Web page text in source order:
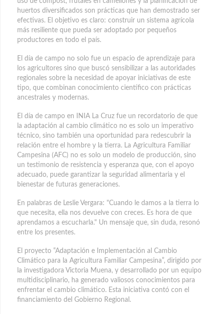
huertos diversificados son prácticas que han demostrado ser
efectivas. El objetivo es claro: construir un sistema agrícola
más resiliente que pueda ser adoptado por pequeños
productores en todo el país.
El día de campo no solo fue un espacio de aprendizaje para
los agricultores sino que buscó sensibilizar a las autoridades
regionales sobre la necesidad de apoyar iniciativas de este
tipo, que combinan conocimiento científico con prácticas
ancestrales y modernas.
El día de campo en INIA La Cruz fue un recordatorio de que
la adaptación al cambio climático no es solo un imperativo
técnico, sino también una oportunidad para redescubrir la
relación entre el hombre y la tierra. La Agricultura Familiar
Campesina (AFC) no es solo un modelo de producción, sino
un testimonio de resistencia y esperanza que, con el apoyo
adecuado, puede garantizar la seguridad alimentaria y el
bienestar de futuras generaciones.
En palabras de Leslie Vergara: "Cuando le damos a la tierra lo
que necesita, ella nos devuelve con creces. Es hora de que
aprendamos a escucharla." Un mensaje que, sin duda, resonó
entre los presentes.
El proyecto “Adaptación e Implementación al Cambio
Climático para la Agricultura Familiar Campesina”, dirigido por
la investigadora Victoria Muena, y desarrollado por un equipo
multidisciplinario, ha generado valiosos conocimientos para
enfrentar el cambio climático. Esta iniciativa contó con el
financiamiento del Gobierno Regional.